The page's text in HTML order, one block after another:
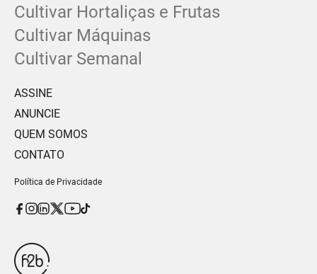
Cultivar Hortaliças e Frutas
Cultivar Máquinas
Cultivar Semanal
ASSINE
ANUNCIE
QUEM SOMOS
CONTATO
Política de Privacidade